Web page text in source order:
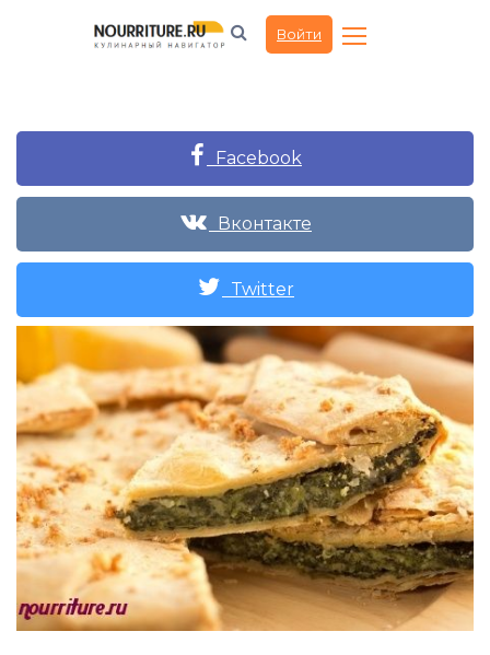
Войти
Facebook
Вконтакте
Twitter